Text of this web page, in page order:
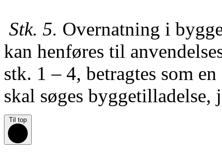
Stk. 5. Overnatning i
kan henføres til
stk. 1 – 4, betragtes som
skal søges byggetilladelse,
Til top